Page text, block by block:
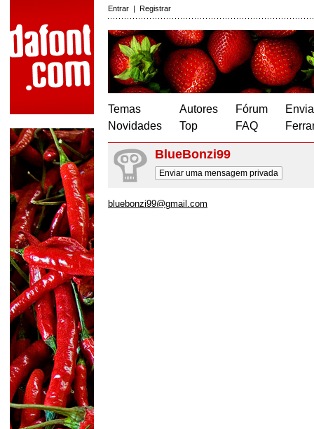
Entrar | Registrar
Temas
Novidades
Autores
Top
Fórum
FAQ
BlueBonzi99
Enviar uma mensagem privada
bluebonzi99@gmail.com